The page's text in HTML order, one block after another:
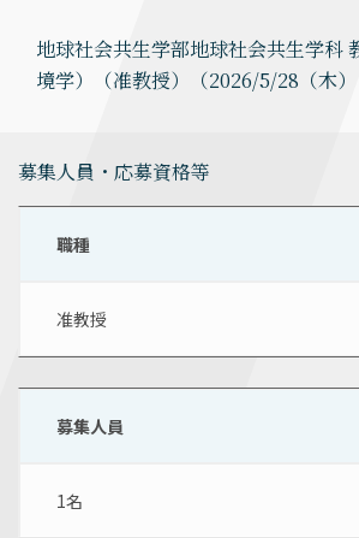
地球社会共生学部地球社会共生学科
境学）（准教授）（2026/5/28（木）
募集人員・応募資格等
職種
准教授
募集人員
1名